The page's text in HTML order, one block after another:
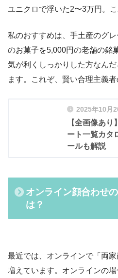
ユニクロで浮いた2〜3万円。
私のおすすめは、手土産のグ
のお菓子を5,000円の老舗の銘
気が利くしっかりした方なん
ます。これぞ、賢い合理主義
2025年10月
【全画像あ
ート一覧カタ
ールも解説
オンライン顔合わせ
は？
最近では、オンラインで「両
増えています。オンラインの